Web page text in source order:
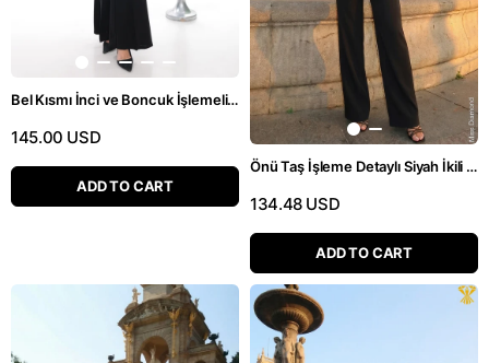
Bel Kısmı İnci ve Boncuk İşlemeli Kuşaklı Siyah İkili Pantolonlu Takım
145.00 USD
ADD TO CART
Önü Taş İşleme Detaylı Siyah İkili Pantolonlu Takım
134.48 USD
ADD TO CART